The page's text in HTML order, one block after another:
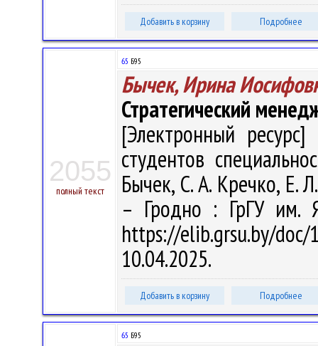
Добавить в корзину Подробнее
2055
полный текст
65 Б95
Бычек, Ирина
Стратегический
[Электронный
студентов
Бычек, С. А. Кречко, Е.
– Гродно : ГрГУ им.
https://elib.grsu.by/
10.04.2025.
Добавить в корзину Подробнее
65 Б95